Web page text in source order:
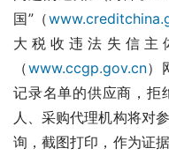
国”（
大税收违法失信主
（www.ccgp.gov.cn）
记录名单的供应商，拒
人、采购代理机构将对
询，截图打印，作为证